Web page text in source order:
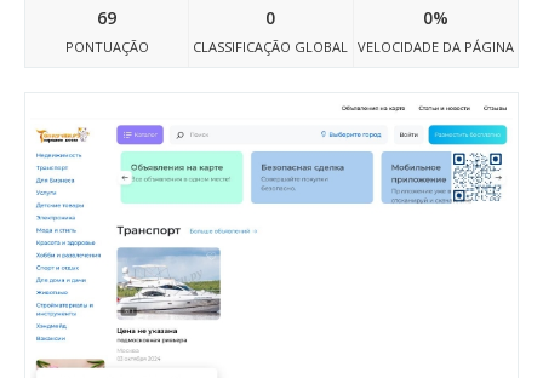
69
PONTUAÇÃO
0
CLASSIFICAÇÃO GLOBAL
0%
VELOCIDADE DA PÁGINA